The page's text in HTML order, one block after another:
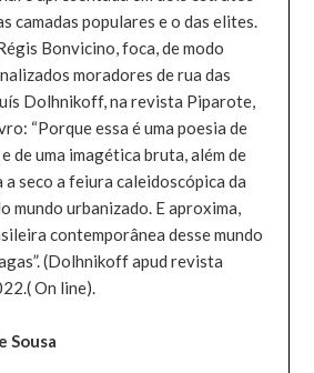
camadas populares e o das elites.
Bonvicino, foca, de modo
moradores de rua das
Dolhnikoff, na revista Piparote,
“Porque essa é uma poesia de
de uma imagética bruta, além de
a seco a feiura caleidoscópica da
mundo urbanizado. E aproxima,
contemporânea desse mundo
(Dolhnikoff apud revista
On line).
Sousa